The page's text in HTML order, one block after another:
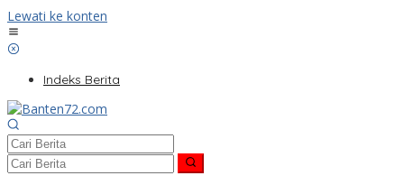
Lewati ke konten
Indeks Berita